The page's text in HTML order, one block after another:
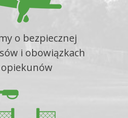
o bezpiecznej
i obowiązkach